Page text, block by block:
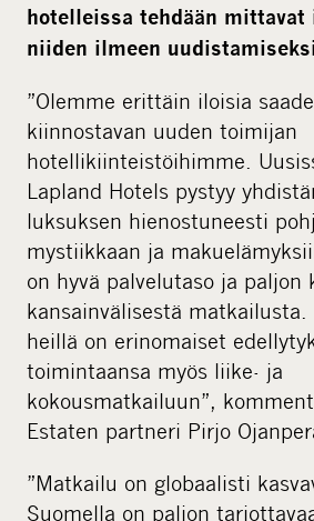
hotelleissa tehdään mittavat
niiden ilmeen
”Olemme erittäin iloisia
kiinnostavan uuden toimijan
hotellikiinteistöihimme.
Lapland Hotels pystyy
luksuksen hienostuneesti
mystiikkaan ja
on hyvä palvelutaso ja paljon
kansainvälisestä
heillä on erinomaiset
toimintaansa myös liike- ja
kokousmatkailuun”,
Estaten partneri Pirjo
”Matkailu on globaalisti
Suomella on paljon